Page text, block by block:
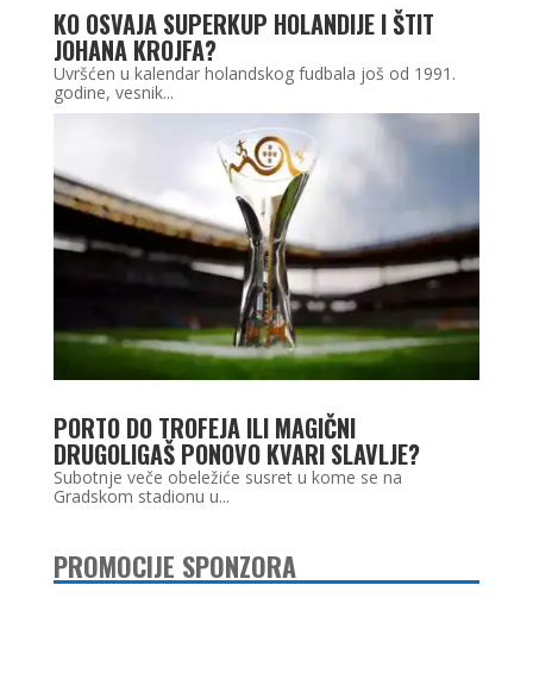
KO OSVAJA SUPERKUP HOLANDIJE I ŠTIT
JOHANA KROJFA?
Uvršćen u kalendar holandskog fudbala još od 1991.
godine, vesnik...
PORTO DO TROFEJA ILI MAGIČNI
DRUGOLIGAŠ PONOVO KVARI SLAVLJE?
Subotnje veče obeležiće susret u kome se na
Gradskom stadionu u...
PROMOCIJE SPONZORA